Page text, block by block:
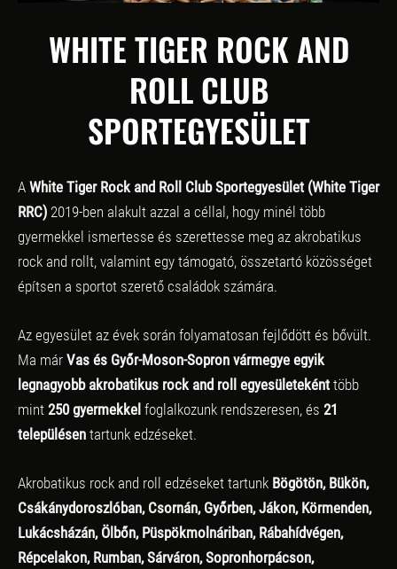
WHITE TIGER ROCK AND
ROLL CLUB
SPORTEGYESÜLET
A White Tiger Rock and Roll Club Sportegyesület (White Tiger
RRC) 2019-ben alakult azzal a céllal, hogy minél több
gyermekkel ismertesse és szerettesse meg az akrobatikus
rock and rollt, valamint egy támogató, összetartó közösséget
építsen a sportot szerető családok számára.
Az egyesület az évek során folyamatosan fejlődött és bővült.
Ma már Vas és Győr-Moson-Sopron vármegye egyik
legnagyobb akrobatikus rock and roll egyesületeként több
mint 250 gyermekkel foglalkozunk rendszeresen, és 21
településen tartunk edzéseket.
Akrobatikus rock and roll edzéseket tartunk Bögötön, Bükön,
Csákánydoroszlóban, Csornán, Győrben, Jákon, Körmenden,
Lukácsházán, Ölbőn, Püspökmolnáriban, Rábahídvégen,
Répcelakon, Rumban, Sárváron, Sopronhorpácson,